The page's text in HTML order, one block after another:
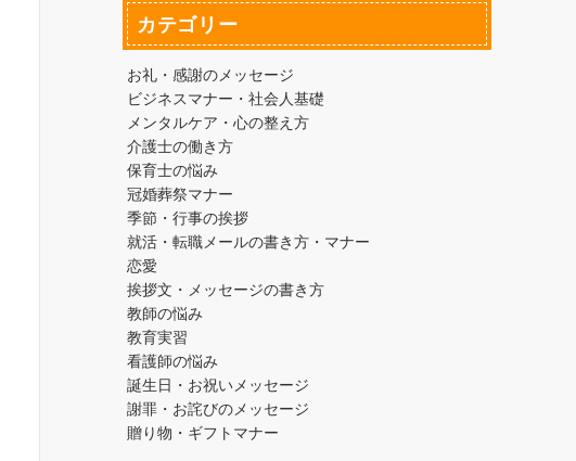
カテゴリー
お礼・感謝のメッセージ
ビジネスマナー・社会人基礎
メンタルケア・心の整え方
介護士の働き方
保育士の悩み
冠婚葬祭マナー
季節・行事の挨拶
就活・転職メールの書き方・マナー
恋愛
挨拶文・メッセージの書き方
教師の悩み
教育実習
看護師の悩み
誕生日・お祝いメッセージ
謝罪・お詫びのメッセージ
贈り物・ギフトマナー